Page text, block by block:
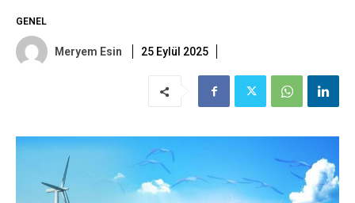
GENEL
Meryem Esin 25 Eylül 2025